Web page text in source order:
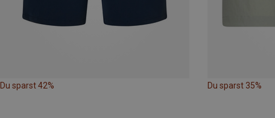
Du sparst 42% Du sparst 35%